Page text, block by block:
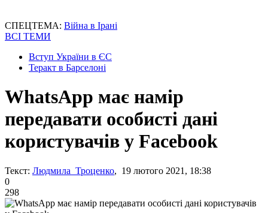
СПЕЦТЕМА: Війна в Ірані
ВСІ ТЕМИ
Вступ України в ЄС
Теракт в Барселоні
WhatsApp має намір
передавати особисті дані
користувачів у Facebook
Текст: Людмила Троценко, 19 лютого 2021, 18:38
0
298